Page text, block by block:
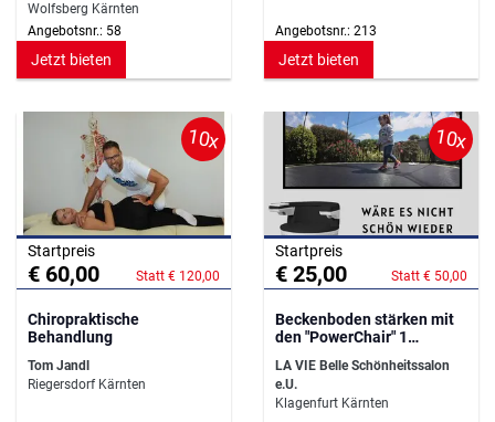
Wolfsberg Kärnten
Angebotsnr.: 58
Jetzt bieten
Angebotsnr.: 213
Jetzt bieten
10x
Startpreis
€ 60,00 Statt € 120,00
Chiropraktische
Behandlung
Tom Jandl
Riegersdorf Kärnten
10x
Startpreis
€ 25,00 Statt € 50,00
Beckenboden stärken mit
den "PowerChair" 1
LA VIE Belle Schönheitssalon
e.U.
Klagenfurt Kärnten